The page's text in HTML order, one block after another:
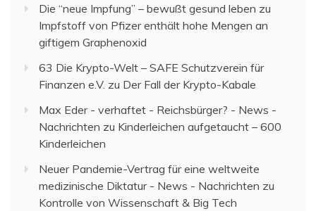
Die “neue Impfung” – bewußt gesund leben zu
Impfstoff von Pfizer enthält hohe Mengen an
giftigem Graphenoxid
63 Die Krypto-Welt – SAFE Schutzverein für
Finanzen e.V. zu Der Fall der Krypto-Kabale
Max Eder - verhaftet - Reichsbürger? - News -
Nachrichten zu Kinderleichen aufgetaucht – 600
Kinderleichen
Neuer Pandemie-Vertrag für eine weltweite
medizinische Diktatur - News - Nachrichten zu
Kontrolle von Wissenschaft & Big Tech